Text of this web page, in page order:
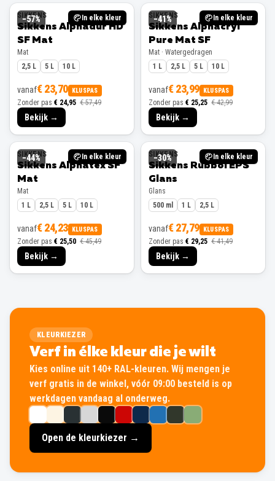
−57% In elke kleur
SIKKENS
Sikkens Alphadur HD
SF Mat
Mat
2,5 L
5 L 10 L
vanaf€ 23,70 KLUSPAS
Zonder pas € 24,95 € 57,49
Bekijk →
−41% In elke kleur
SIKKENS
Sikkens Alphacryl
Pure Mat SF
Mat · Watergedragen
1 L
2,5 L 5 L 10 L
vanaf€ 23,99 KLUSPAS
Zonder pas € 25,25 € 42,99
Bekijk →
−44% In elke kleur
SIKKENS
Sikkens Alphatex SF
Mat
Mat
1 L
2,5 L 5 L 10 L
vanaf€ 24,23 KLUSPAS
Zonder pas € 25,50 € 45,49
Bekijk →
−30% In elke kleur
SIKKENS
Sikkens Rubbol EPS
Glans
Glans
500 ml
1 L 2,5 L
vanaf€ 27,79 KLUSPAS
Zonder pas € 29,25 € 41,49
Bekijk →
KLEURKIEZER
Verf in élke kleur die je wilt
Kies online uit 140+ RAL-kleuren. Wij mengen je
verf gratis in de winkel, vóór 09:00 besteld is op
werkdagen vandaag al onderweg.
Open de kleurkiezer →